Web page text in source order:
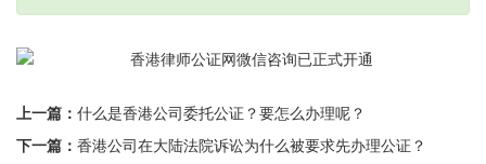
上一篇： 什么是香港公司委托公证？要怎么办理呢？
下一篇： 香港公司在大陆法院诉讼为什么被要求先办理公证？